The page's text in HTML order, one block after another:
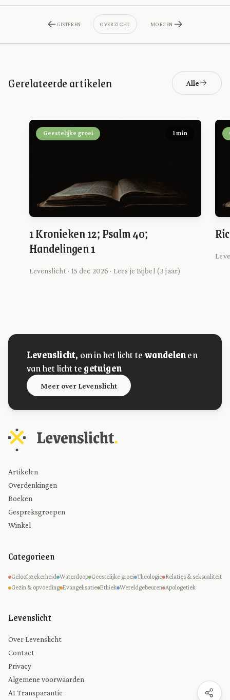
GISTEREN OVERZICHT MORGEN
Gerelateerde artikelen Alle
Geestelijke groei 1 min
1 Kronieken 12; Psalm 40;
Handelingen 1
Levenslicht · 15 dec 2026 · Lees je Bijbel (3 jaar)
Levenslicht, om in het licht tewandelenen
van het licht tegetuigen
Meer over Levenslicht
Artikelen
Overdenkingen
Boeken
Gespreksgroepen
Winkel
Categorieen
Geloofszekerheid Waterdoop Geestelijke groei Theologie Relaties & seksualiteit
Gezin & opvoeding Evangelisatie Ethiek Wereldgebeuren Apologetiek
Levenslicht
Over Levenslicht
Contact
Privacy
Algemene voorwaarden
AI Transparantie